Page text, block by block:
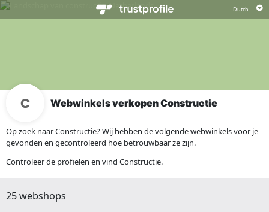
Webwinkels verkopen Constructie
Op zoek naar Constructie? Wij hebben de volgende webwinkels voor je
gevonden en gecontroleerd hoe betrouwbaar ze zijn.
Controleer de profielen en vind Constructie.
25 webshops